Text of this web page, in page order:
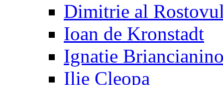
Dimitrie al
Ioan de Kronstadt
Ignatie
Ilie Cleopa